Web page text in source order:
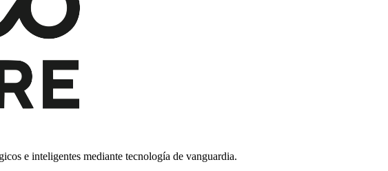
e inteligentes mediante tecnología de vanguardia.